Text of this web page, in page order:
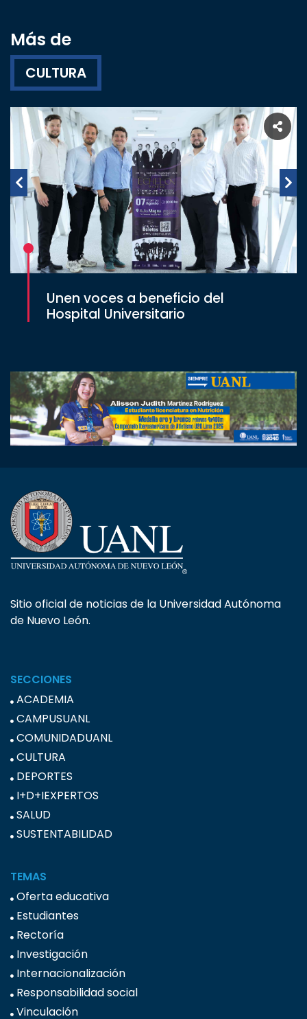
Más de
CULTURA
Unen voces a beneficio del
Hospital Universitario
Sitio oficial de noticias de la Universidad Autónoma
de Nuevo León.
SECCIONES
ACADEMIA
CAMPUSUANL
COMUNIDADUANL
CULTURA
DEPORTES
I+D+IEXPERTOS
SALUD
SUSTENTABILIDAD
TEMAS
Oferta educativa
Estudiantes
Rectoría
Investigación
Internacionalización
Responsabilidad social
Vinculación